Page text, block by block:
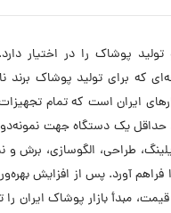
پوشاک را در اختیار
برای تولید پوشاک برند
ایران است که تمام
یک دستگاه جهت
طراحی، الگوسازی، برش و
آورد. پس از افزایش
مبدأ بازار پوشاک ایران را